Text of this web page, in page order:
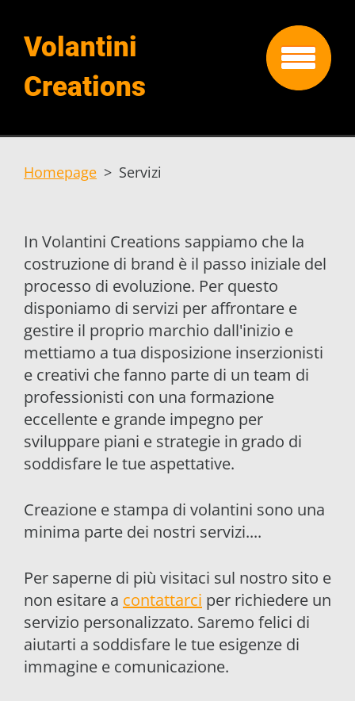
Volantini
Creations
Homepage > Servizi
In Volantini Creations sappiamo che la
costruzione di brand è il passo iniziale del
processo di evoluzione. Per questo
disponiamo di servizi per affrontare e
gestire il proprio marchio dall'inizio e
mettiamo a tua disposizione inserzionisti
e creativi che fanno parte di un team di
professionisti con una formazione
eccellente e grande impegno per
sviluppare piani e strategie in grado di
soddisfare le tue aspettative.
Creazione e stampa di volantini sono una
minima parte dei nostri servizi....
Per saperne di più visitaci sul nostro sito e
non esitare a contattarci per richiedere un
servizio personalizzato. Saremo felici di
aiutarti a soddisfare le tue esigenze di
immagine e comunicazione.